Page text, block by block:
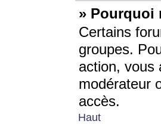
» Pourquoi
Certains
groupes.
action, vous
modérateur
accès.
Haut